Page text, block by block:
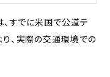
すでに米国で公道テ
、実際の交通環境での